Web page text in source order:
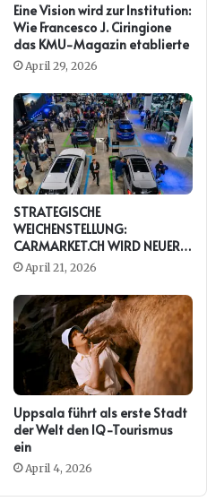
Eine Vision wird zur Institution:
Wie Francesco J. Ciringione
das KMU-Magazin etablierte
April 29, 2026
STRATEGISCHE
WEICHENSTELLUNG:
CARMARKET.CH WIRD NEUER
PRESENTING PARTNER DER
AUTO ZÜRICH
April 21, 2026
Uppsala führt als erste Stadt
der Welt den IQ-Tourismus
ein
April 4, 2026